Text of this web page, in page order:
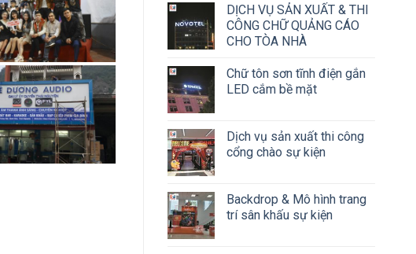
DỊCH VỤ SẢN XUẤT & THI
CÔNG CHỮ QUẢNG CÁO
CHO TÒA NHÀ
Chữ tôn sơn tĩnh điện gắn
LED cắm bề mặt
Dịch vụ sản xuất thi công
cổng chào sự kiện
Backdrop & Mô hình trang
trí sân khấu sự kiện